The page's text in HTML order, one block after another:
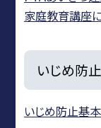
家庭教育講座
いじめ防
いじめ防止基